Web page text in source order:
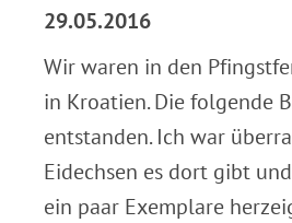
29.05.2016
Wir waren in den
in Kroatien. Die folgende
entstanden. Ich war
Eidechsen es dort gibt
ein paar Exemplare